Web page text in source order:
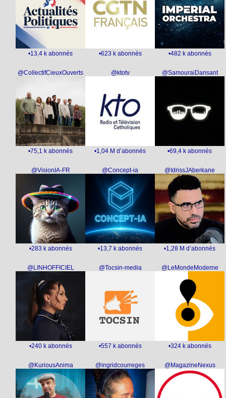
•482 k abonnés
•623 k abonnés
•13,4 k abonnés
@SamouraiDansant
•69,4 k abonnés
@ktotv
•1,04 M d’abonnés
@CollectifCieuxOuverts
•75,1 k abonnés
@IdrissJAberkane
•1,28 M d’abonnés
@Concept-ia
•13,7 k abonnés
@VisionIA-FR
•283 k abonnés
@LeMondeModerne
•324 k abonnés
@Tocsin-media
•557 k abonnés
@LINHOFFICIEL
•240 k abonnés
@MagazineNexus
@ingridcourreges
@KuriousAnima